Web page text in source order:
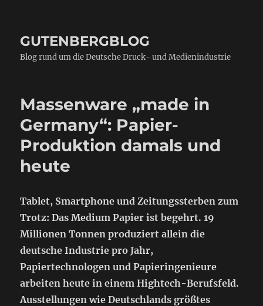
GUTENBERGBLOG
Blog rund um die Deutsche Druck- und Medienindustrie
Massenware „made in
Germany“: Papier-
Produktion damals und
heute
Tablet, Smartphone und Zeitungssterben zum
Trotz: Das Medium Papier ist begehrt. 19
Millionen Tonnen produziert allein die
deutsche Industrie pro Jahr,
Papiertechnologen und Papieringenieure
arbeiten heute in einem Hightech-Berufsfeld.
Ausstellungen wie Deutschlands größtes